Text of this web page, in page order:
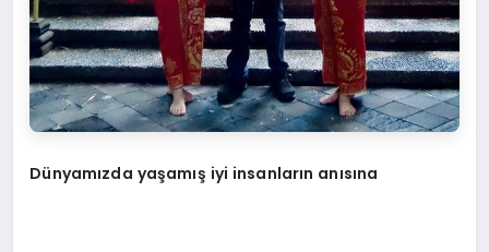
Dünyamızda yaşamış iyi insanların anısına